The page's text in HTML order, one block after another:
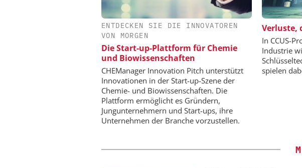
ENTDECKEN SIE DIE INNOVATOREN
VON MORGEN
Die Start-up-Plattform für Chemie
und Biowissenschaften
CHEManager Innovation Pitch unterstützt
Innovationen in der Start-up-Szene der
Chemie- und Biowissenschaften. Die
Plattform ermöglicht es Gründern,
Jungunternehmern und Start-ups, ihre
Unternehmen der Branche vorzustellen.
Verluste,
In CCUS-
Industrie
spielen
EPAL DEUTSCHLAND E.V.
Qualitätsgesicherter Standard für die
Chemielogistik von heute und
morgen